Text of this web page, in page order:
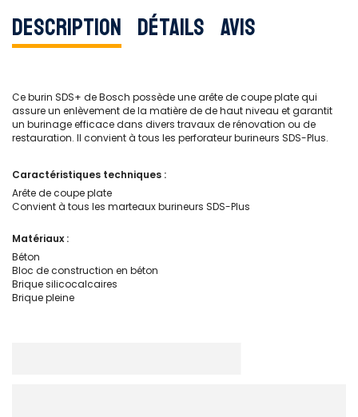
Description Détails Avis
Ce burin SDS+ de Bosch possède une arête de coupe plate qui
assure un enlèvement de la matière de de haut niveau et garantit
un burinage efficace dans divers travaux de rénovation ou de
restauration. Il convient à tous les perforateur burineurs SDS-Plus.
Caractéristiques techniques :
Arête de coupe plate
Convient à tous les marteaux burineurs SDS-Plus
Matériaux :
Béton
Bloc de construction en béton
Brique silicocalcaires
Brique pleine